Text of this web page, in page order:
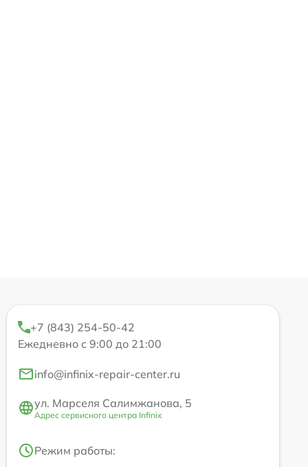
+7 (843) 254-50-42
Ежедневно с 9:00 до 21:00
info@infinix-repair-center.ru
ул. Марселя Салимжанова, 5
Адрес сервисного центра Infinix
Режим работы: